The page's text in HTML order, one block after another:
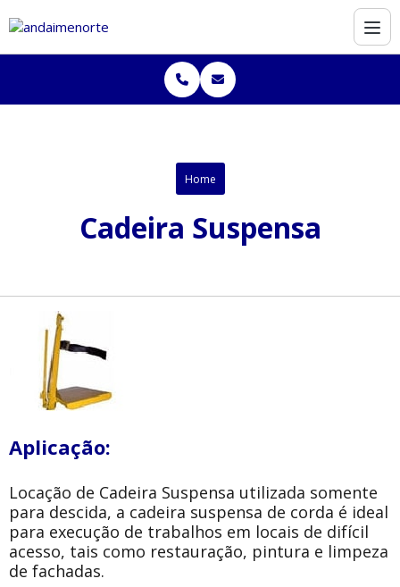
Home
Cadeira Suspensa
Aplicação:
Locação de Cadeira Suspensa utilizada somente
para descida, a cadeira suspensa de corda é ideal
para execução de trabalhos em locais de difícil
acesso, tais como restauração, pintura e limpeza
de fachadas.